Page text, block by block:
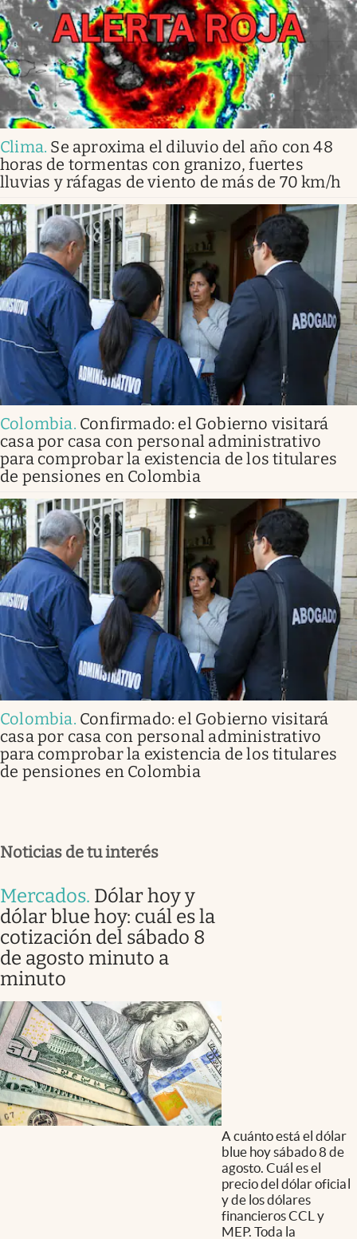
Clima. Se aproxima el diluvio del año con 48
horas de tormentas con granizo, fuertes
lluvias y ráfagas de viento de más de 70 km/h
Colombia. Confirmado: el Gobierno visitará
casa por casa con personal administrativo
para comprobar la existencia de los titulares
de pensiones en Colombia
Colombia. Confirmado: el Gobierno visitará
casa por casa con personal administrativo
para comprobar la existencia de los titulares
de pensiones en Colombia
Noticias de tu interés
Mercados. Dólar hoy y
dólar blue hoy: cuál es la
cotización del sábado 8
de agosto minuto a
minuto
A cuánto está el dólar
blue hoy sábado 8 de
agosto. Cuál es el
precio del dólar oficial
y de los dólares
financieros CCL y
MEP. Toda la